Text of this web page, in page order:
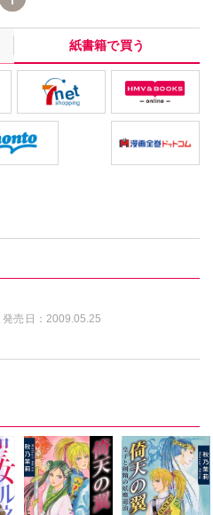
るが、龍神は言仁をひとり地上
紙書籍で買う
発売日： 2009.05.25